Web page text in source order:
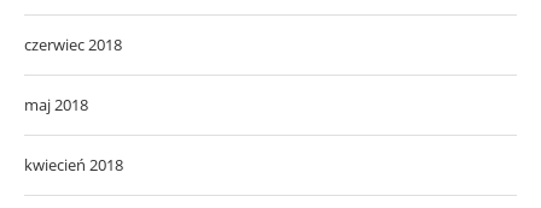
czerwiec 2018
maj 2018
kwiecień 2018